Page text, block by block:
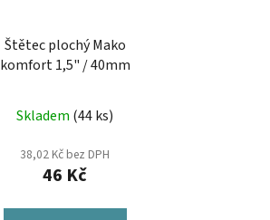
Štětec plochý Mako
komfort 1,5" / 40mm
Skladem (44 ks)
38,02 Kč bez DPH
46 Kč